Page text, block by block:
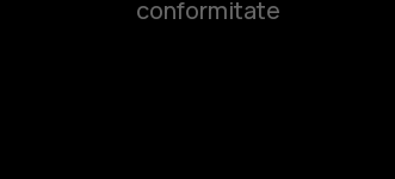
conformitate